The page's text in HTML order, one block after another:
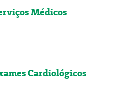
Médicos
Cardiológicos